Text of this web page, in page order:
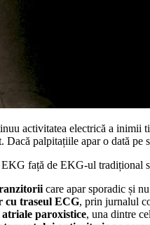
activitatea electrică a inimii
palpitațiile apar o dată pe
față de EKG-ul tradițional
care apar sporadic și
cu traseul ECG, prin jurnalul
paroxistice, una dintre